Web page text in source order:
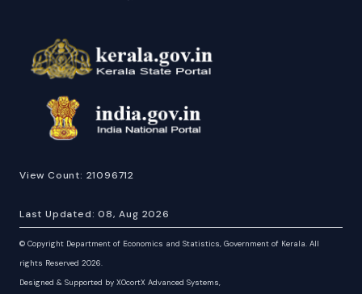
View Count: 21096712
Last Updated:08, Aug 2026
© Copyright Department of Economics and Statistics, Government of Kerala. All
rights Reserved 2026.
Designed & Supported by XOcortX Advanced Systems,